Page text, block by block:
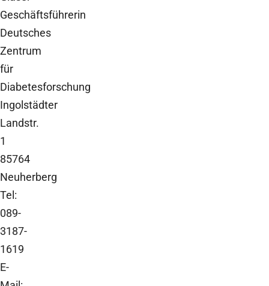
Geschäftsführerin
Deutsches
Zentrum
für
Diabetesforschung
Ingolstädter
Landstr.
1
85764
Neuherberg
Tel:
089-
3187-
1619
E-